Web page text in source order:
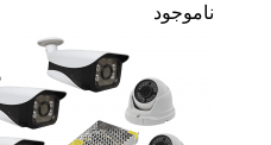
ناموجود